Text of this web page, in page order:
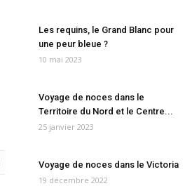
Les requins, le Grand Blanc pour
une peur bleue ?
10 mai 2023
Voyage de noces dans le
Territoire du Nord et le Centre...
25 janvier 2023
Voyage de noces dans le Victoria
19 décembre 2022